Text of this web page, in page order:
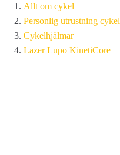
Allt om cykel
Personlig utrustning cykel
Cykelhjälmar
Lazer Lupo KinetiCore